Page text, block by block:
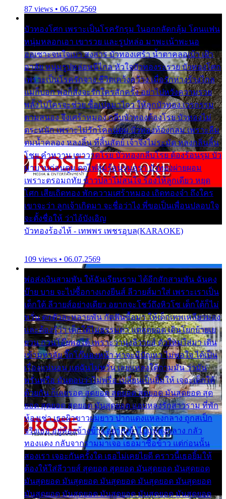
87 views • 06.07.2569
บัวทองโศก เพราะเป็นโรครักรุม ในอกกลัดกลุ้ม โดนแฟน
หนุ่มหลอกเอา เขารวย และรูปหล่อ มาพะเน้าพะนอ
ออเซาะจนใจเบา สงสาร บัวทองเศร้า น้ำตาคลอเบ้า เฝ้า
อาลัย หนุ่มรูปหล่อหนีไกล หัวใจบัวทองระรวย บัวทองโศก
เพราะเป็นโรครักจาง ชีวิตเคว้งคว้าง เมื่อรักห่างร้างไกล
แม่ก็บอก พ่อก็สั่งจะรักใครสักครั้ง อย่าไปหวังความรวย
พลั้งไปใครจะช่วย ซื้อเปลมาไกว ให้ลูกบัวทอง เวรกรรม
ตามสนอง จึงเศร้าหมอง กลีบบัวทองต้องโรย บัวทองไม่
ตระหนัก เพราะไม่รักโคลนตม บัวทองท้องกลม เพราะลืม
ตมน้ำคลอง หลงลิ้น ที่สิ้นสัตย์ เจ้าจึงไม่ระมัด หลงกลิ่นลิ้น
โชย คำหวาน เขาวาดโรย บัวทองกลีบโรย ต้องร้อนรุม บัว
มาบานก่อนตูม ดุจไฟสุมร้อนรุมอุรา บัวทองผ่ายผอม
เพราะตรอมฤทัย ข้าวปลาไม่สนใจ ร้องไห้ลูกเดียว หยุด
โศก เสียเถิดทอง พักความเศร้าหมอง เถิดทองจ๋า ถึงใคร
เขาจะว่า ลูกเจ้าเกิดมา จะชื่อว่าไง พี่ขอเป็นเพื่อนปลอบใจ
จะตั้งชื่อให้ ว่าไอ้บังเอิญ
บัวทองร้องไห้ - เทพพร เพชรอุบล(KARAOKE)
109 views • 06.07.2569
พ่อส่งเงินสามพัน ให้ฉันเรียนราม ได้อีกสักสามพัน ฉันคง
บ๊าย บาย จะไปซื้อกางเกงยีนส์ ลีวายส์มาใส่ เพราะเราเป็น
เด็กใต้ ลีวายส์อย่างเดียว อยากจะโชว์ถึงหิวโซ เด็กใต้ก็ไม่
หวั่น ตกตัวละหลายพัน กัดฟันซื้อมา ให้เด็กเทพเหลียวมอง
และต้องรู้ว่า เด็กใต้ไม่ธรรมดา แต่สุดยอด เดินโยกย้ายเย
ยวน กวนโอ๊ยพอได้ เพราะว่านุ่งลีวายส์ ตัวใหม่ใส่มา เดิน
เข้ามหาลัย จิ๊กโก๊มองหน้า ท่าจะมีปัญหา ไม่พอใจ ได้เป็น
เรื่องแน่นอน แต่ฉันไม่หวั่น เลยแหลงใต้ถามมัน ว่ามัน
พรั่นพรือ มันตอบว่าไม่พรื่อ เปลี่ยนเป็นยิ้มให้ เจอะเด็กใต้
ด้วยกัน ก็เลยรอด สุดยอด สุดยอด สุดยอด มันสุดยอด สุด
ยอด สุดยอด สุดยอด มันสุดยอด แอบหลงรักสาวราม ที่พัก
ห้องเช่า เธอผิวขาวผมยาว ปากแดงแหลงกลาง ถูกสเป็ก
จริงเธอ อยู่ห้องข้างข้าง อยากเข้าไปแหลงกลาง กลัว
ทองแดง กลับจากรามมาเจอ เธอมาซื้อข้าว แต่ก่อนนั้น
สองเรา เจอะกันครั้งใด เธอไม่เคยไยดี คราวนี้เธอยิ้มให้
ต้องให้ใส่ลีวายส์ สุดยอด สุดยอด มันสุดยอด มันสุดยอด
มันสุดยอด มันสุดยอด มันสุดยอด มันสุดยอด มันสุดยอด
มันสุดยอด มันสุดยอด มันสุดยอด มันสุดยอด มันสุดยอด